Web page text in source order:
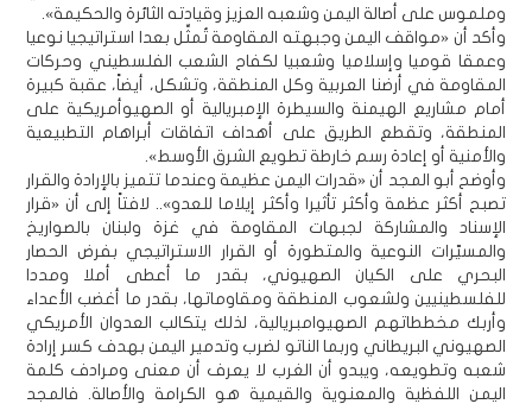
وملموس على أصالة اليمن وشعبه العزيز وقيادته الثائرة والحكيمة».
وأكد أن «مواقف اليمن وجبهته المقاومة تُمثِّل بعدا استراتيجيا نوعيا
وعمقا قوميا وإسلاميا وشعبيا لكفاح الشعب الفلسطيني وحركات
المقاومة في أرضنا العربية وكل المنطقة، وتشكل، أيضاً، عقبة كبيرة
أمام مشاريع الهيمنة والسيطرة الإمبريالية أو الصهيوأمريكية على
المنطقة، وتقطع الطريق على أهداف اتفاقات أبراهام التطبيعية
والأمنية أو إعادة رسم خارطة تطويع الشرق الأوسط».
وأوضح أبو المجد أن «قدرات اليمن عظيمة وعندما تتميز بالإرادة والقرار
تصبح أكثر عظمة وأكثر تأثيرا وأكثر إيلاما للعدو».. لافتاً إلى أن «قرار
الإسناد والمشاركة لجبهات المقاومة في غزة ولبنان بالصواريخ
والمسيّرات النوعية والمتطورة أو القرار الاستراتيجي بفرض الحصار
البحري على الكيان الصهيوني، بقدر ما أعطى أملا ومددا
للفلسطينيين ولشعوب المنطقة ومقاوماتها، بقدر ما أغضب الأعداء
وأربك مخططاتهم الصهيوامبريالية، لذلك يتكالب العدوان الأمريكي
الصهيوني البريطاني وربما الناتو لضرب وتدمير اليمن بهدف كسر إرادة
شعبه وتطويعه، ويبدو أن الغرب لا يعرف أن معنى ومرادف كلمة
اليمن اللفظية والمعنوية والقيمية هو الكرامة والأصالة. فالمجد